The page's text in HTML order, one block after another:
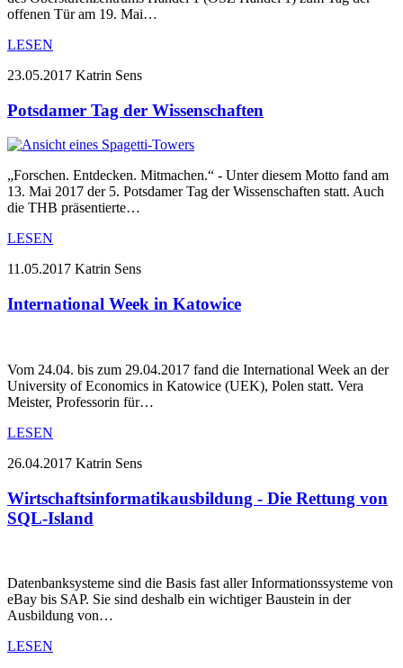
offenen Tür am 19. Mai…
LESEN
23.05.2017 Katrin Sens
Potsdamer Tag der Wissenschaften
„Forschen. Entdecken. Mitmachen.“ - Unter diesem Motto fand am
13. Mai 2017 der 5. Potsdamer Tag der Wissenschaften statt. Auch
die THB präsentierte…
LESEN
11.05.2017 Katrin Sens
International Week in Katowice
Vom 24.04. bis zum 29.04.2017 fand die International Week an der
University of Economics in Katowice (UEK), Polen statt. Vera
Meister, Professorin für…
LESEN
26.04.2017 Katrin Sens
Wirtschaftsinformatikausbildung - Die Rettung von
SQL-Island
Datenbanksysteme sind die Basis fast aller Informationssysteme von
eBay bis SAP. Sie sind deshalb ein wichtiger Baustein in der
Ausbildung von…
LESEN